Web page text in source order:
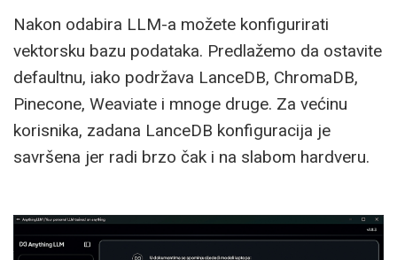
Nakon odabira LLM-a možete konfigurirati
vektorsku bazu podataka. Predlažemo da ostavite
defaultnu, iako podržava LanceDB, ChromaDB,
Pinecone, Weaviate i mnoge druge. Za većinu
korisnika, zadana LanceDB konfiguracija je
savršena jer radi brzo čak i na slabom hardveru.